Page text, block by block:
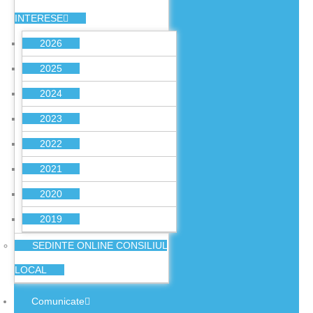
INTERESE
2026
2025
2024
2023
2022
2021
2020
2019
SEDINTE ONLINE CONSILIUL
LOCAL
Comunicate